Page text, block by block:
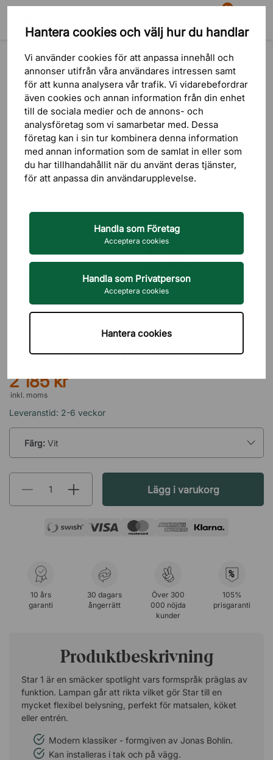
Hantera cookies och välj hur du handlar
Vi använder cookies för att anpassa innehåll och
annonser utifrån våra användares intressen samt
för att kunna analysera vår trafik. Vi vidarebefordrar
även cookies och annan information från din enhet
till de sociala medier och de annons- och
analysföretag som vi samarbetar med. Dessa
företag kan i sin tur kombinera denna information
med annan information som de samlat in eller som
du har tillhandahållit när du använt deras tjänster,
för att anpassa din användarupplevelse.
Handla som Företag
Acceptera cookies
Handla som Privatperson
Acceptera cookies
Hantera cookies
Sök
81
Varukorg Meny
Tak-/Vägglampa Star 1
2 185 kr
inkl. moms
Leveranstid: 2-6 veckor
Färg: Vit
Lägg i varukorg
10 års
garanti
30 dagars
ångerrätt
Över 300
000 nöjda
kunder
%
105%
prisgaranti
Produktbeskrivning
Star 1 är en smäcker spotlight vars formspråk präglas av
funktion. Lampan går att rikta vilket gör Star till en
mycket flexibel belysning, perfekt för matsalen, köket
eller entrén.
Modern klassiker - formgiven av Jonas Bohlin.
Kan installeras i tak och på vägg.